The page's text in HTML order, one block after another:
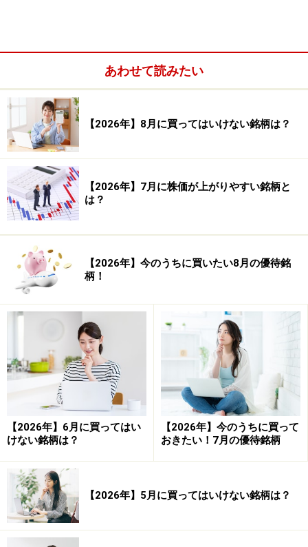
株式市場の傾向（8月）の検証結果
システムトレードの達人
勝率： 39.02 ％
勝ち数： 33,576 回
負け数： 52,472 回
引き分け数： 2,273 回
合計損益（率）： -170,632.88 ％ 平均損益
（率）： -1.93 ％
合計利益（率）： 264,262.28 ％ 平均利益（率）：
7.87 ％
合計損失（率）： -434,895.15 ％ 平均損失
あわせて読みたい
【2026年】8月に買ってはいけない銘柄は？
【2026年】7月に株価が上がりやすい銘柄と
は？
【2026年】今のうちに買いたい8月の優待銘
柄！
【2026年】6月に買ってはい
けない銘柄は？
【2026年】今のうちに買って
おきたい！7月の優待銘柄
【2026年】5月に買ってはいけない銘柄は？